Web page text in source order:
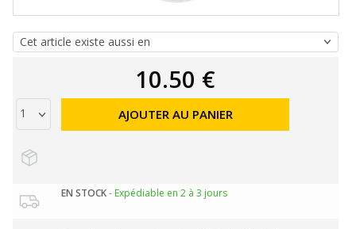
10.50 €
AJOUTER AU PANIER
EN STOCK- Expédiable en 2 à 3 jours